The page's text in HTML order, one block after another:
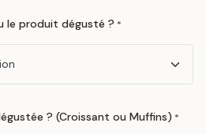
le produit dégusté ? *
? (Croissant ou Muffins) *